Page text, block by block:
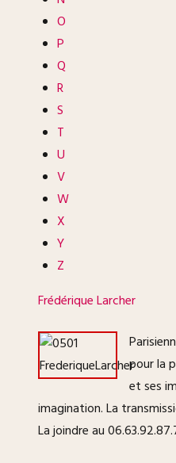
O
P
Q
R
S
T
U
V
W
X
Y
Z
Frédérique Larcher
pour la
et ses
imagination. La
La joindre au